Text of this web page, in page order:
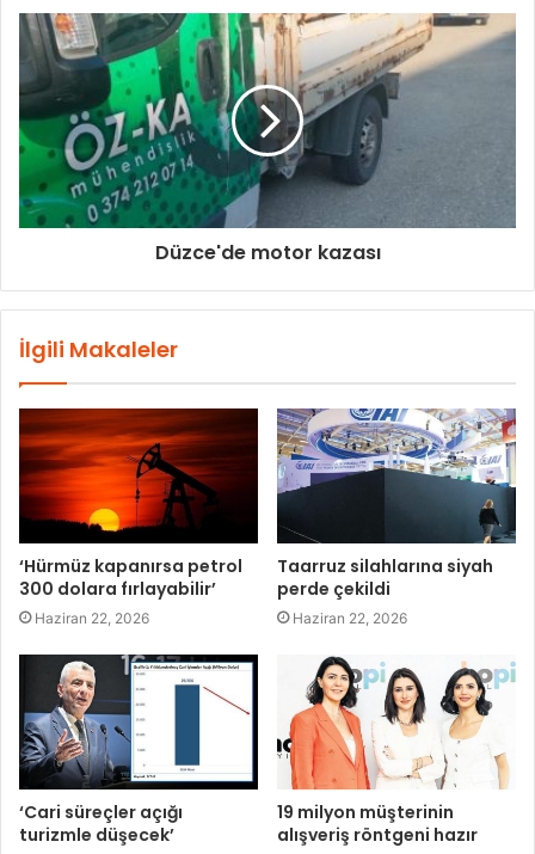
Düzce'de motor kazası
İlgili Makaleler
‘Hürmüz kapanırsa petrol
300 dolara fırlayabilir’
Haziran 22, 2026
Taarruz silahlarına siyah
perde çekildi
Haziran 22, 2026
‘Cari süreçler açığı
turizmle düşecek’
19 milyon müşterinin
alışveriş röntgeni hazır